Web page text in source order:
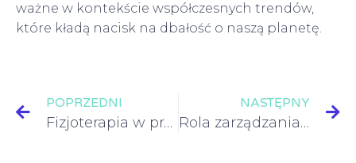
ważne w kontekście współczesnych trendów,
które kładą nacisk na dbałość o naszą planetę.
POPRZEDNI
Fizjoterapia w praktyce – zastosowania i parametry techniczne
NASTĘPNY
Rola zarządzania odpadami w nowoczesnym mieście – co warto wiedzieć